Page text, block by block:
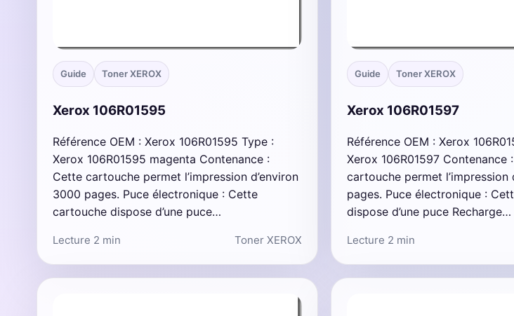
Guide Toner XEROX
Xerox 106R01595
Référence OEM : Xerox 106R01595 Type :
Xerox 106R01595 magenta Contenance :
Cette cartouche permet l’impression d’environ
3000 pages. Puce électronique : Cette
cartouche dispose d’une puce…
Lecture 2 min Toner XEROX
Guide Toner XEROX
Xerox 106R01597
Référence OEM : Xerox
Xerox 106R01597 Contenance
cartouche permet l’impression
pages. Puce électronique :
dispose d’une puce Recharge…
Lecture 2 min